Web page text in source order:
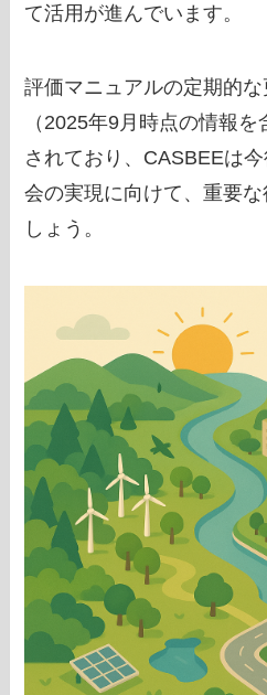
て活用が進んでいます。
評価マニュアルの定期的
（2025年9月時点の情報
されており、CASBEEは
会の実現に向けて、重要
しょう。